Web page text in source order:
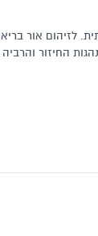
לזיהום אור
החיזור והרביה